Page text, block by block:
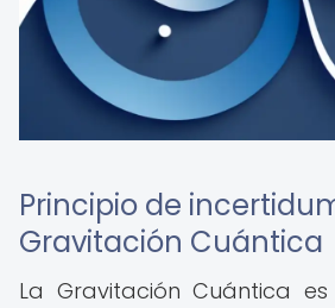
Principio de
Gravitación Cuántica
La Gravitación Cuántica